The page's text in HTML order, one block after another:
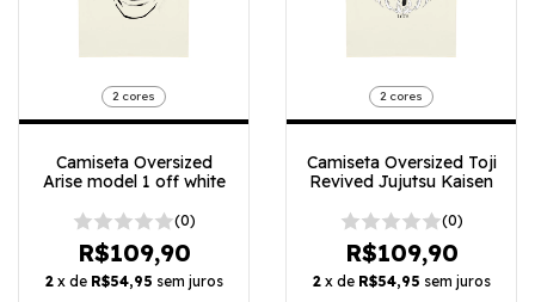
2 cores
Camiseta Oversized
Arise model 1 off white
(0)
R$109,90
2 x de R$54,95 sem juros
2 cores
Camiseta Oversized Toji
Revived Jujutsu Kaisen
(0)
R$109,90
2 x de R$54,95 sem juros